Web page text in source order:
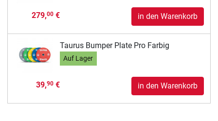
279,00€ in den Warenkorb
Taurus Bumper Plate Pro Farbig
Auf Lager
39,90€ in den Warenkorb